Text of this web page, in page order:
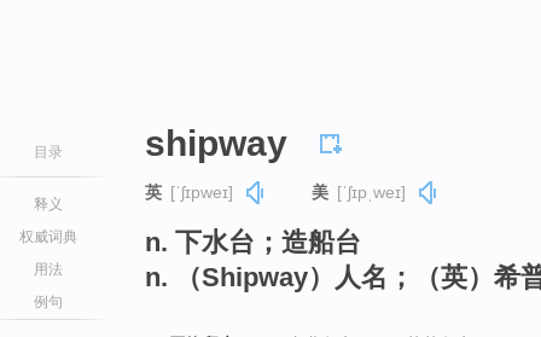
目录
释义
权威词典
用法
例句
shipway
英 [ˈʃɪpweɪ] 美 [ˈʃɪpˌweɪ]
n. 下水台；造船台
n. （Shipway）人名；（英）希